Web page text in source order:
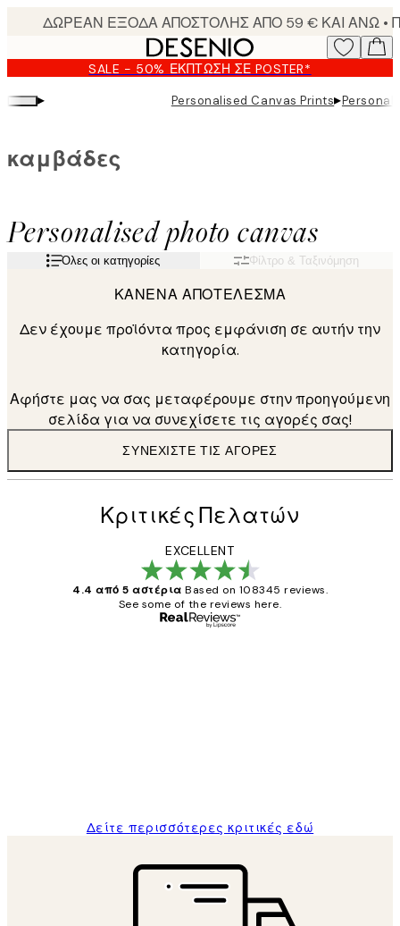
content.
SALE - 50% ΈΚΠΤΩΣΗ ΣΕ POSTER*
▸ Personalised Canvas Prints▸
Personalised photo canvas
καμβάδες
Όλες οι κατηγορίες Φίλτρο & Ταξινόμηση
ΚΑΝΈΝΑ ΑΠΟΤΈΛΕΣΜΑ
Δεν έχουμε προϊόντα προς εμφάνιση σε αυτήν την
κατηγορία.
Αφήστε μας να σας μεταφέρουμε στην προηγούμενη
σελίδα για να συνεχίσετε τις αγορές σας!
ΣΥΝΕΧΊΣΤΕ ΤΙΣ ΑΓΟΡΈΣ
Κριτικές Πελατών
EXCELLENT
4.4 από 5 αστέρια Based on 108345 reviews.
See some of the reviews here.
Δείτε περισσότερες κριτικές εδώ